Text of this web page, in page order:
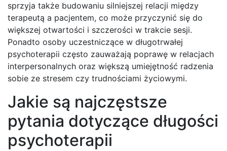
sprzyja także budowaniu silniejszej relacji między
terapeutą a pacjentem, co może przyczynić się do
większej otwartości i szczerości w trakcie sesji.
Ponadto osoby uczestniczące w długotrwałej
psychoterapii często zauważają poprawę w relacjach
interpersonalnych oraz większą umiejętność radzenia
sobie ze stresem czy trudnościami życiowymi.
Jakie są najczęstsze
pytania dotyczące długości
psychoterapii